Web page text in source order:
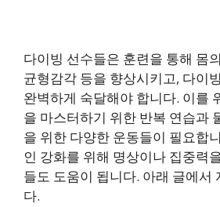
다이빙 선수들은 훈련을 통해 몸
균형감각 등을 향상시키고, 다이
완벽하게 숙달해야 합니다. 이를
을 마스터하기 위한 반복 연습과
을 위한 다양한 운동들이 필요합
인 강화를 위해 명상이나 집중력
들도 도움이 됩니다. 아래 글에서
다.